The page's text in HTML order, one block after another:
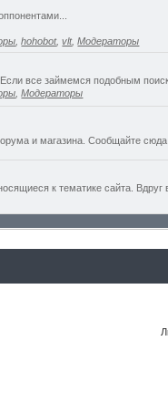
,hohobot,vlt,Модераторы
все займемся подобным
,Модераторы
и магазина. Сообщайте сюда
к тематике сайта. Вдруг